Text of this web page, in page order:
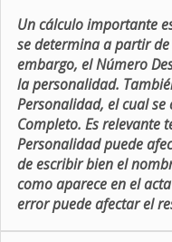
Un cálculo importante
se determina a partir
embargo, el Número
la personalidad.
Personalidad, el cual
Completo. Es relevante
Personalidad puede
de escribir bien el
como aparece en el
error puede afectar el